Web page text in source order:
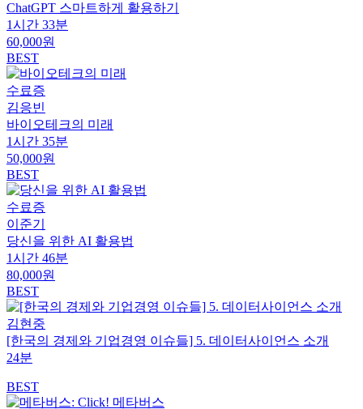
ChatGPT 스마트하게 활용하기
1시간 33분
60,000원
BEST
수료증
김응빈
바이오테크의 미래
1시간 35분
50,000원
BEST
수료증
이준기
당신을 위한 AI 활용법
1시간 46분
80,000원
BEST
김현중
[한국의 경제와 기업경영 이슈들] 5. 데이터사이언스 소개
24분
BEST